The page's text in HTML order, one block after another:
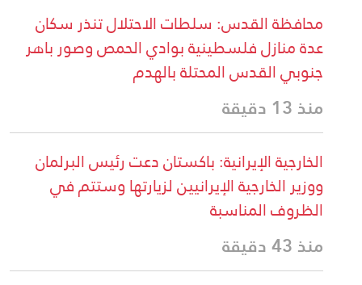
محافظة القدس: سلطات الاحتلال تنذر سكان
عدة منازل فلسطينية بوادي الحمص وصور باهر
جنوبي القدس المحتلة بالهدم
منذ 13 دقيقة
الخارجية الإيرانية: باكستان دعت رئيس البرلمان
ووزير الخارجية الإيرانيين لزيارتها وستتم في
الظروف المناسبة
منذ 43 دقيقة